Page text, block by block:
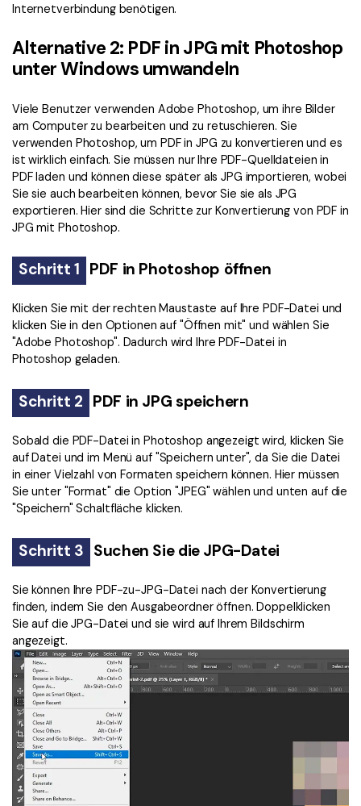
Internetverbindung benötigen.
Alternative 2: PDF in JPG mit Photoshop
unter Windows umwandeln
Viele Benutzer verwenden Adobe Photoshop, um ihre Bilder
am Computer zu bearbeiten und zu retuschieren. Sie
verwenden Photoshop, um PDF in JPG zu konvertieren und es
ist wirklich einfach. Sie müssen nur Ihre PDF-Quelldateien in
PDF laden und können diese später als JPG importieren, wobei
Sie sie auch bearbeiten können, bevor Sie sie als JPG
exportieren. Hier sind die Schritte zur Konvertierung von PDF in
JPG mit Photoshop.
Schritt 1 PDF in Photoshop öffnen
Klicken Sie mit der rechten Maustaste auf Ihre PDF-Datei und
klicken Sie in den Optionen auf "Öffnen mit" und wählen Sie
"Adobe Photoshop". Dadurch wird Ihre PDF-Datei in
Photoshop geladen.
Schritt 2 PDF in JPG speichern
Sobald die PDF-Datei in Photoshop angezeigt wird, klicken Sie
auf Datei und im Menü auf "Speichern unter", da Sie die Datei
in einer Vielzahl von Formaten speichern können. Hier müssen
Sie unter "Format" die Option "JPEG" wählen und unten auf die
"Speichern" Schaltfläche klicken.
Schritt 3 Suchen Sie die JPG-Datei
Sie können Ihre PDF-zu-JPG-Datei nach der Konvertierung
finden, indem Sie den Ausgabeordner öffnen. Doppelklicken
Sie auf die JPG-Datei und sie wird auf Ihrem Bildschirm
angezeigt.